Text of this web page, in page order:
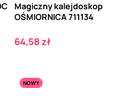
Magiczny kalejdoskop
OŚMIORNICA 711134
Cena
64,58 zł
NOWY